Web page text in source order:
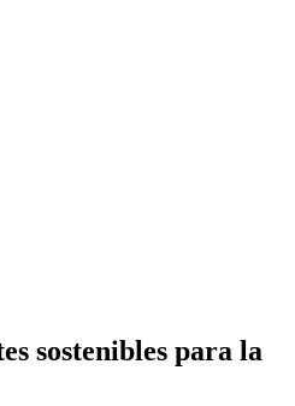
sostenibles para la